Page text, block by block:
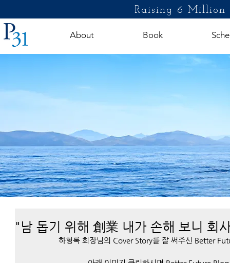
Raising 6 Million
About Book
"남 돕기 위해 創業 내가 손해 보니 회
하형록 회장님의 Cover Story를 잘 써주신 Better